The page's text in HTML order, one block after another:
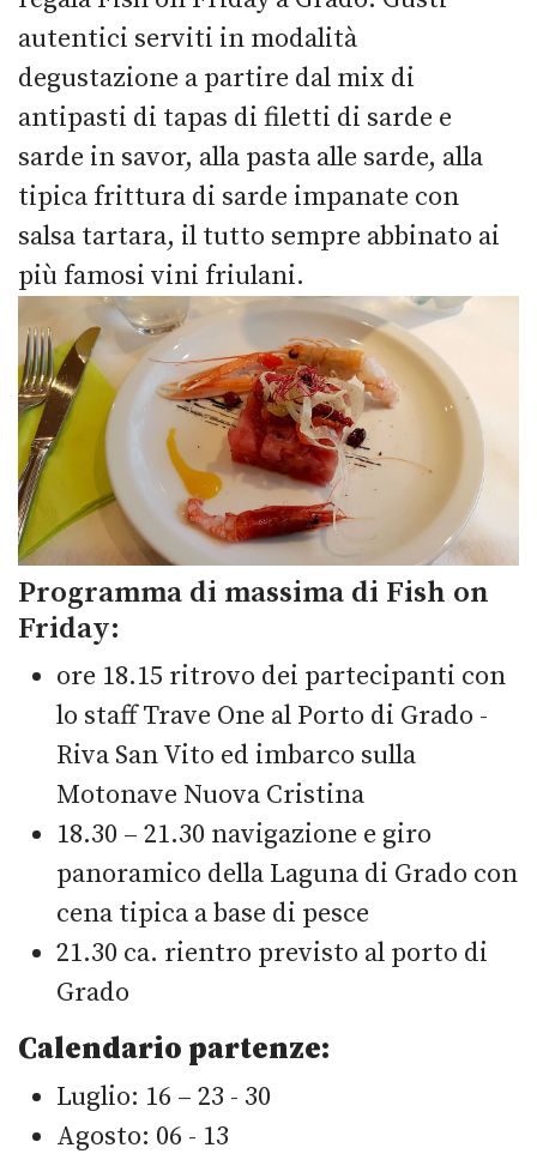
autentici serviti in modalità
degustazione a partire dal mix di
antipasti di tapas di filetti di sarde e
sarde in savor, alla pasta alle sarde, alla
tipica frittura di sarde impanate con
salsa tartara, il tutto sempre abbinato ai
più famosi vini friulani.
Programma di massima di Fish on
Friday:
ore 18.15 ritrovo dei partecipanti con
lo staff Trave One al Porto di Grado -
Riva San Vito ed imbarco sulla
Motonave Nuova Cristina
18.30 – 21.30 navigazione e giro
panoramico della Laguna di Grado con
cena tipica a base di pesce
21.30 ca. rientro previsto al porto di
Grado
Calendario partenze:
Luglio: 16 – 23 - 30
Agosto: 06 - 13